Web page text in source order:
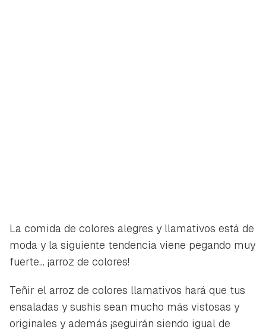
La comida de colores alegres y llamativos está de
moda y la siguiente tendencia viene pegando muy
fuerte... ¡arroz de colores!
Teñir el arroz de colores llamativos hará que tus
ensaladas y sushis sean mucho más vistosas y
originales y además ¡seguirán siendo igual de